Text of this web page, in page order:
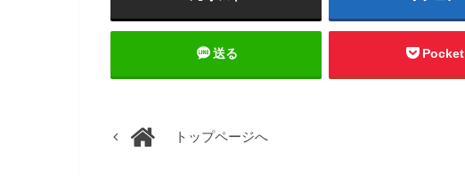
送る Pocket
トップページへ